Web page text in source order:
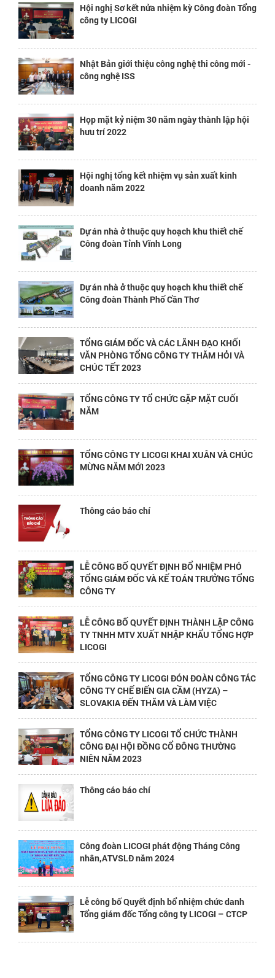
Hội nghị Sơ kết nửa nhiệm kỳ Công đoàn Tổng
công ty LICOGI
Nhật Bản giới thiệu công nghệ thi công mới -
công nghệ ISS
Họp mặt kỷ niệm 30 năm ngày thành lập hội
hưu trí 2022
Hội nghị tổng kết nhiệm vụ sản xuất kinh
doanh năm 2022
Dự án nhà ở thuộc quy hoạch khu thiết chế
Công đoàn Tỉnh Vĩnh Long
Dự án nhà ở thuộc quy hoạch khu thiết chế
Công đoàn Thành Phố Cần Thơ
TỔNG GIÁM ĐỐC VÀ CÁC LÃNH ĐẠO KHỐI
VĂN PHÒNG TỔNG CÔNG TY THĂM HỎI VÀ
CHÚC TẾT 2023
TỔNG CÔNG TY TỔ CHỨC GẶP MẶT CUỐI
NĂM
TỔNG CÔNG TY LICOGI KHAI XUÂN VÀ CHÚC
MỪNG NĂM MỚI 2023
Thông cáo báo chí
LỄ CÔNG BỐ QUYẾT ĐỊNH BỔ NHIỆM PHÓ
TỔNG GIÁM ĐỐC VÀ KẾ TOÁN TRƯỞNG TỔNG
CÔNG TY
LỄ CÔNG BỐ QUYẾT ĐỊNH THÀNH LẬP CÔNG
TY TNHH MTV XUẤT NHẬP KHẨU TỔNG HỢP
LICOGI
TỔNG CÔNG TY LICOGI ĐÓN ĐOÀN CÔNG TÁC
CÔNG TY CHẾ BIẾN GIA CẦM (HYZA) –
SLOVAKIA ĐẾN THĂM VÀ LÀM VIỆC
TỔNG CÔNG TY LICOGI TỔ CHỨC THÀNH
CÔNG ĐẠI HỘI ĐỒNG CỔ ĐÔNG THƯỜNG
NIÊN NĂM 2023
Thông cáo báo chí
Công đoàn LICOGI phát động Tháng Công
nhân,ATVSLĐ năm 2024
Lễ công bố Quyết định bổ nhiệm chức danh
Tổng giám đốc Tổng công ty LICOGI – CTCP